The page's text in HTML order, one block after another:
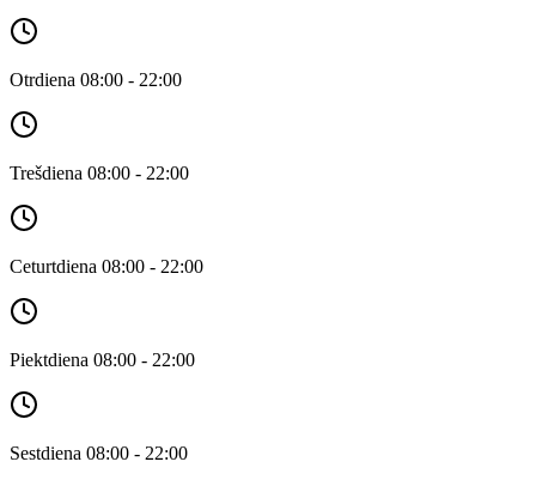
Otrdiena 08:00 - 22:00
Trešdiena 08:00 - 22:00
Ceturtdiena 08:00 - 22:00
Piektdiena 08:00 - 22:00
Sestdiena 08:00 - 22:00